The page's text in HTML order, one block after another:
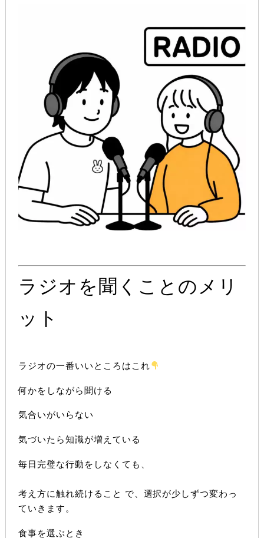
ラジオを聞くことのメリ
ット
ラジオの一番いいところはこれ
何かをしながら聞ける
気合いがいらない
気づいたら知識が増えている
毎日完璧な行動をしなくても、
考え方に触れ続けること
で、選択が少しずつ変わっ
ていきます。
食事を選ぶとき